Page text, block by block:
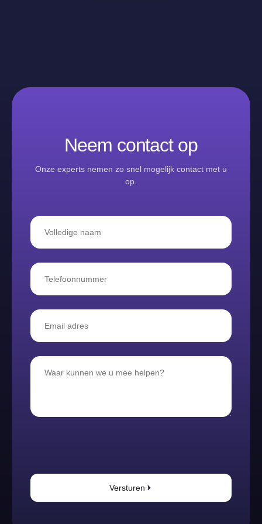
Neem contact op
Onze experts nemen zo snel mogelijk contact met u
op.
Versturen